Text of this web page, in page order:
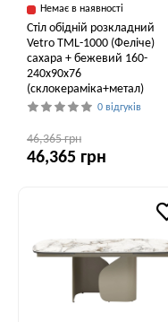
Немає в наявності
Стіл обідній розкладний
Vetro ТМL-1000 (Феліче)
сахара + бежевий 160-
240x90x76
(склокераміка+метал)
0 відгуків
46,365 грн
46,365 грн